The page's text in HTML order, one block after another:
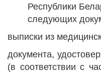
Республики
следующих
выписки из
документа,
(в соответствии с